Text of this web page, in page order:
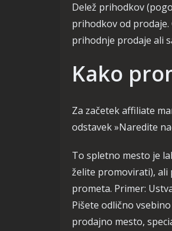
Delež prihodkov
prihodkov od
prihodnje prodaje ali
Kako
Za začetek affiliate
odstavek »Naredite
To spletno mesto je
želite promovirati), ali
prometa. Primer:
Pišete odlično
prodajno mesto,